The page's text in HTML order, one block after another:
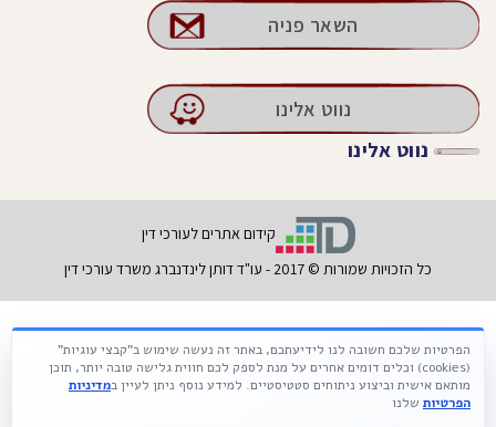
השאר פניה
נווט אלינו
נווט אלינו
קידום אתרים לעורכי דין
כל הזכויות שמורות © 2017 - עו"ד דותן לינדנברג משרד עורכי דין
הפרטיות שלכם חשובה לנו לידיעתכם, באתר זה נעשה שימוש ב"קבצי עוגיות"
(cookies) וכלים דומים אחרים על מנת לספק לכם חווית גלישה טובה יותר, תוכן
מותאם אישית וביצוע ניתוחים סטטיסטיים. למידע נוסף ניתן לעיין במדיניות
הפרטיות שלנו
Français עברית Русский